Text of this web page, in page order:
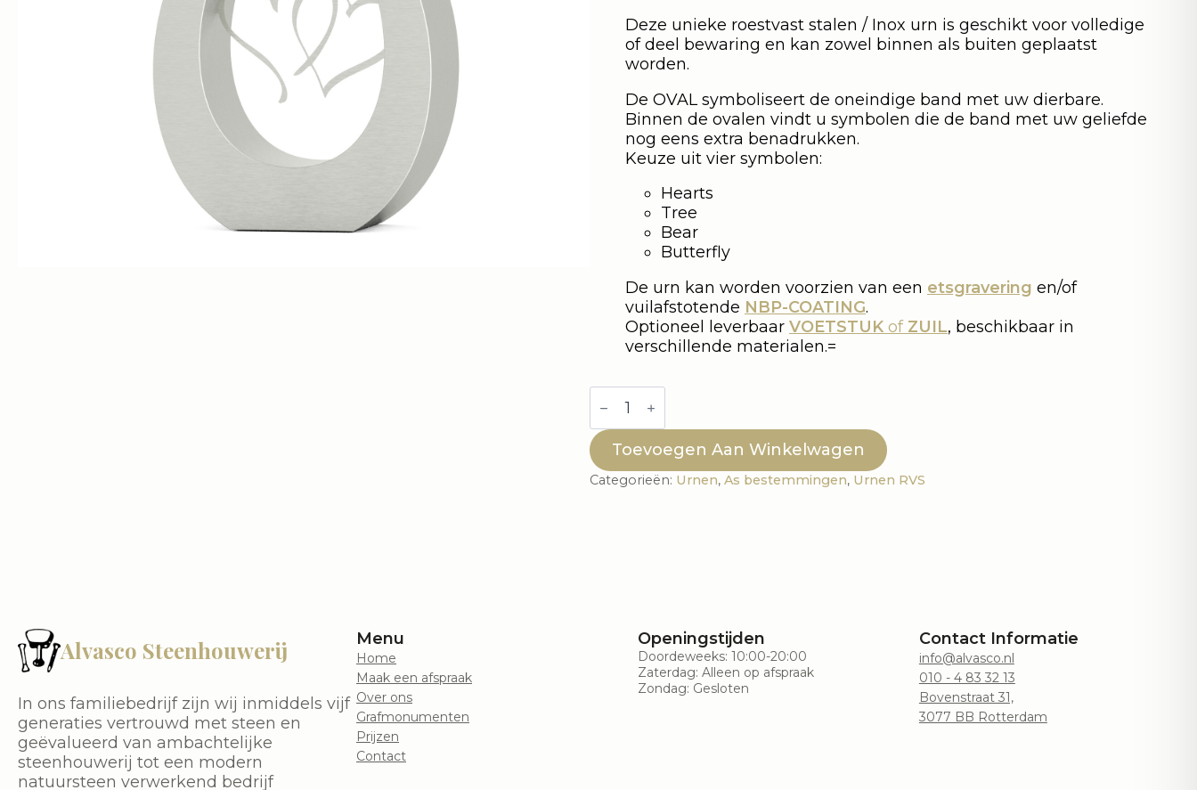
Deze unieke roestvast stalen / Inox urn is geschikt voor volledige
of deel bewaring en kan zowel binnen als buiten geplaatst
worden.
De OVAL symboliseert de oneindige band met uw dierbare.
Binnen de ovalen vindt u symbolen die de band met uw geliefde
nog eens extra benadrukken.
Keuze uit vier symbolen:
Hearts
Tree
Bear
Butterfly
De urn kan worden voorzien van een etsgravering en/of
vuilafstotende NBP-COATING.
Optioneel leverbaar VOETSTUK of ZUIL, beschikbaar in
verschillende materialen.=
Urn
OVAL
-
Hearts
RVS
aantal
Toevoegen Aan Winkelwagen
Categorieën: Urnen, As bestemmingen, Urnen RVS
Alvasco Steenhouwerij
In ons familiebedrijf zijn wij inmiddels vijf
generaties vertrouwd met steen en
geëvalueerd van ambachtelijke
steenhouwerij tot een modern
natuursteen verwerkend bedrijf
Menu
Home
Maak een afspraak
Over ons
Grafmonumenten
Prijzen
Contact
Openingstijden
Doordeweeks: 10:00-20:00
Zaterdag: Alleen op afspraak
Zondag: Gesloten
Contact Informatie
info@alvasco.nl
010 - 4 83 32 13
Bovenstraat 31,
3077 BB Rotterdam